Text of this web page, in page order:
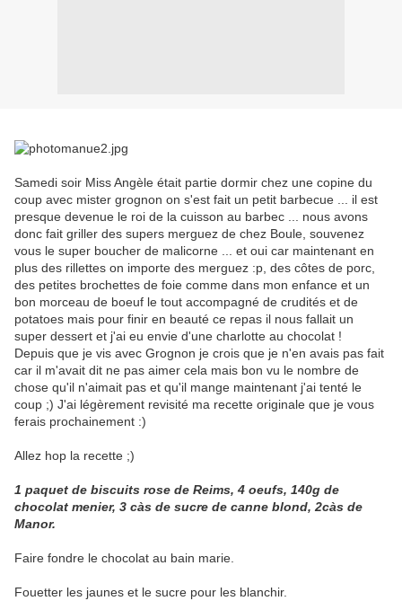
Samedi soir Miss Angèle était partie dormir chez une copine du
coup avec mister grognon on s'est fait un petit barbecue ... il est
presque devenue le roi de la cuisson au barbec ... nous avons
donc fait griller des supers merguez de chez Boule, souvenez
vous le super boucher de malicorne ... et oui car maintenant en
plus des rillettes on importe des merguez :p, des côtes de porc,
des petites brochettes de foie comme dans mon enfance et un
bon morceau de boeuf le tout accompagné de crudités et de
potatoes mais pour finir en beauté ce repas il nous fallait un
super dessert et j'ai eu envie d'une charlotte au chocolat !
Depuis que je vis avec Grognon je crois que je n'en avais pas fait
car il m'avait dit ne pas aimer cela mais bon vu le nombre de
chose qu'il n'aimait pas et qu'il mange maintenant j'ai tenté le
coup ;) J'ai légèrement revisité ma recette originale que je vous
ferais prochainement :)
Allez hop la recette ;)
1 paquet de biscuits rose de Reims, 4 oeufs, 140g de
chocolat menier, 3 càs de sucre de canne blond, 2càs de
Manor.
Faire fondre le chocolat au bain marie.
Fouetter les jaunes et le sucre pour les blanchir.